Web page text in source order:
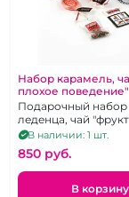
Набор карамель,
плохое поведение"
Подарочный набор 4 в
леденца, чай
микс", наручники
фиолетового цвета.
В наличии: 1 шт.
850 pуб.
В корзину